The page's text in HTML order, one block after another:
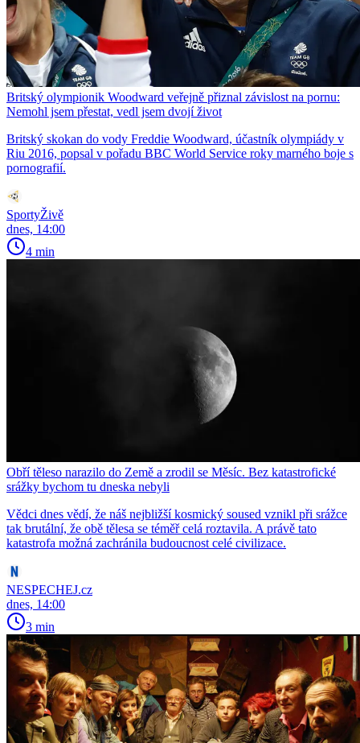
Britský olympionik Woodward veřejně přiznal závislost na pornu:
Nemohl jsem přestat, vedl jsem dvojí život
Britský skokan do vody Freddie Woodward, účastník olympiády v
Riu 2016, popsal v pořadu BBC World Service roky marného boje s
pornografií.
SportyŽivě
dnes, 14:00
4 min
Obří těleso narazilo do Země a zrodil se Měsíc. Bez katastrofické
srážky bychom tu dneska nebyli
Vědci dnes vědí, že náš nejbližší kosmický soused vznikl při srážce
tak brutální, že obě tělesa se téměř celá roztavila. A právě tato
katastrofa možná zachránila budoucnost celé civilizace.
NESPECHEJ.cz
dnes, 14:00
3 min